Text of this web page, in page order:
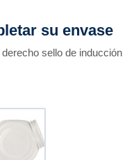
su envase
sello de inducción